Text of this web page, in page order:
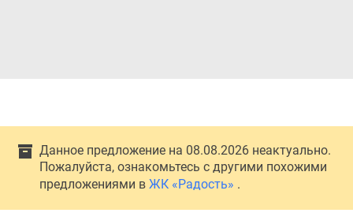
Данное предложение на 08.08.2026 неактуально.
Пожалуйста, ознакомьтесь с другими похожими
предложениями в ЖК «Радость» .